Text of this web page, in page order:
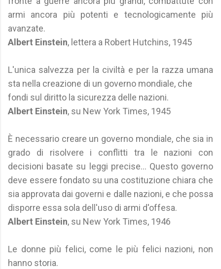
armi ancora più potenti e tecnologicamente più
avanzate.
Albert Einstein, lettera a Robert Hutchins, 1945
L'unica salvezza per la civiltà e per la razza umana
sta nella creazione di un governo mondiale, che
fondi sul diritto la sicurezza delle nazioni.
Albert Einstein, su New York Times, 1945
È necessario creare un governo mondiale, che sia in
grado di risolvere i conflitti tra le nazioni con
decisioni basate su leggi precise... Questo governo
deve essere fondato su una costituzione chiara che
sia approvata dai governi e dalle nazioni, e che possa
disporre essa sola dell'uso di armi d'offesa.
Albert Einstein, su New York Times, 1946
Le donne più felici, come le più felici nazioni, non
hanno storia.